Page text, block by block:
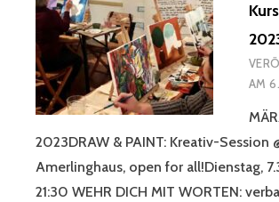
AM
2023DRAW & PAINT: Kreativ-Session
Amerlinghaus, open for all!Dienstag,
21:30 WEHR DICH MIT WORTEN: